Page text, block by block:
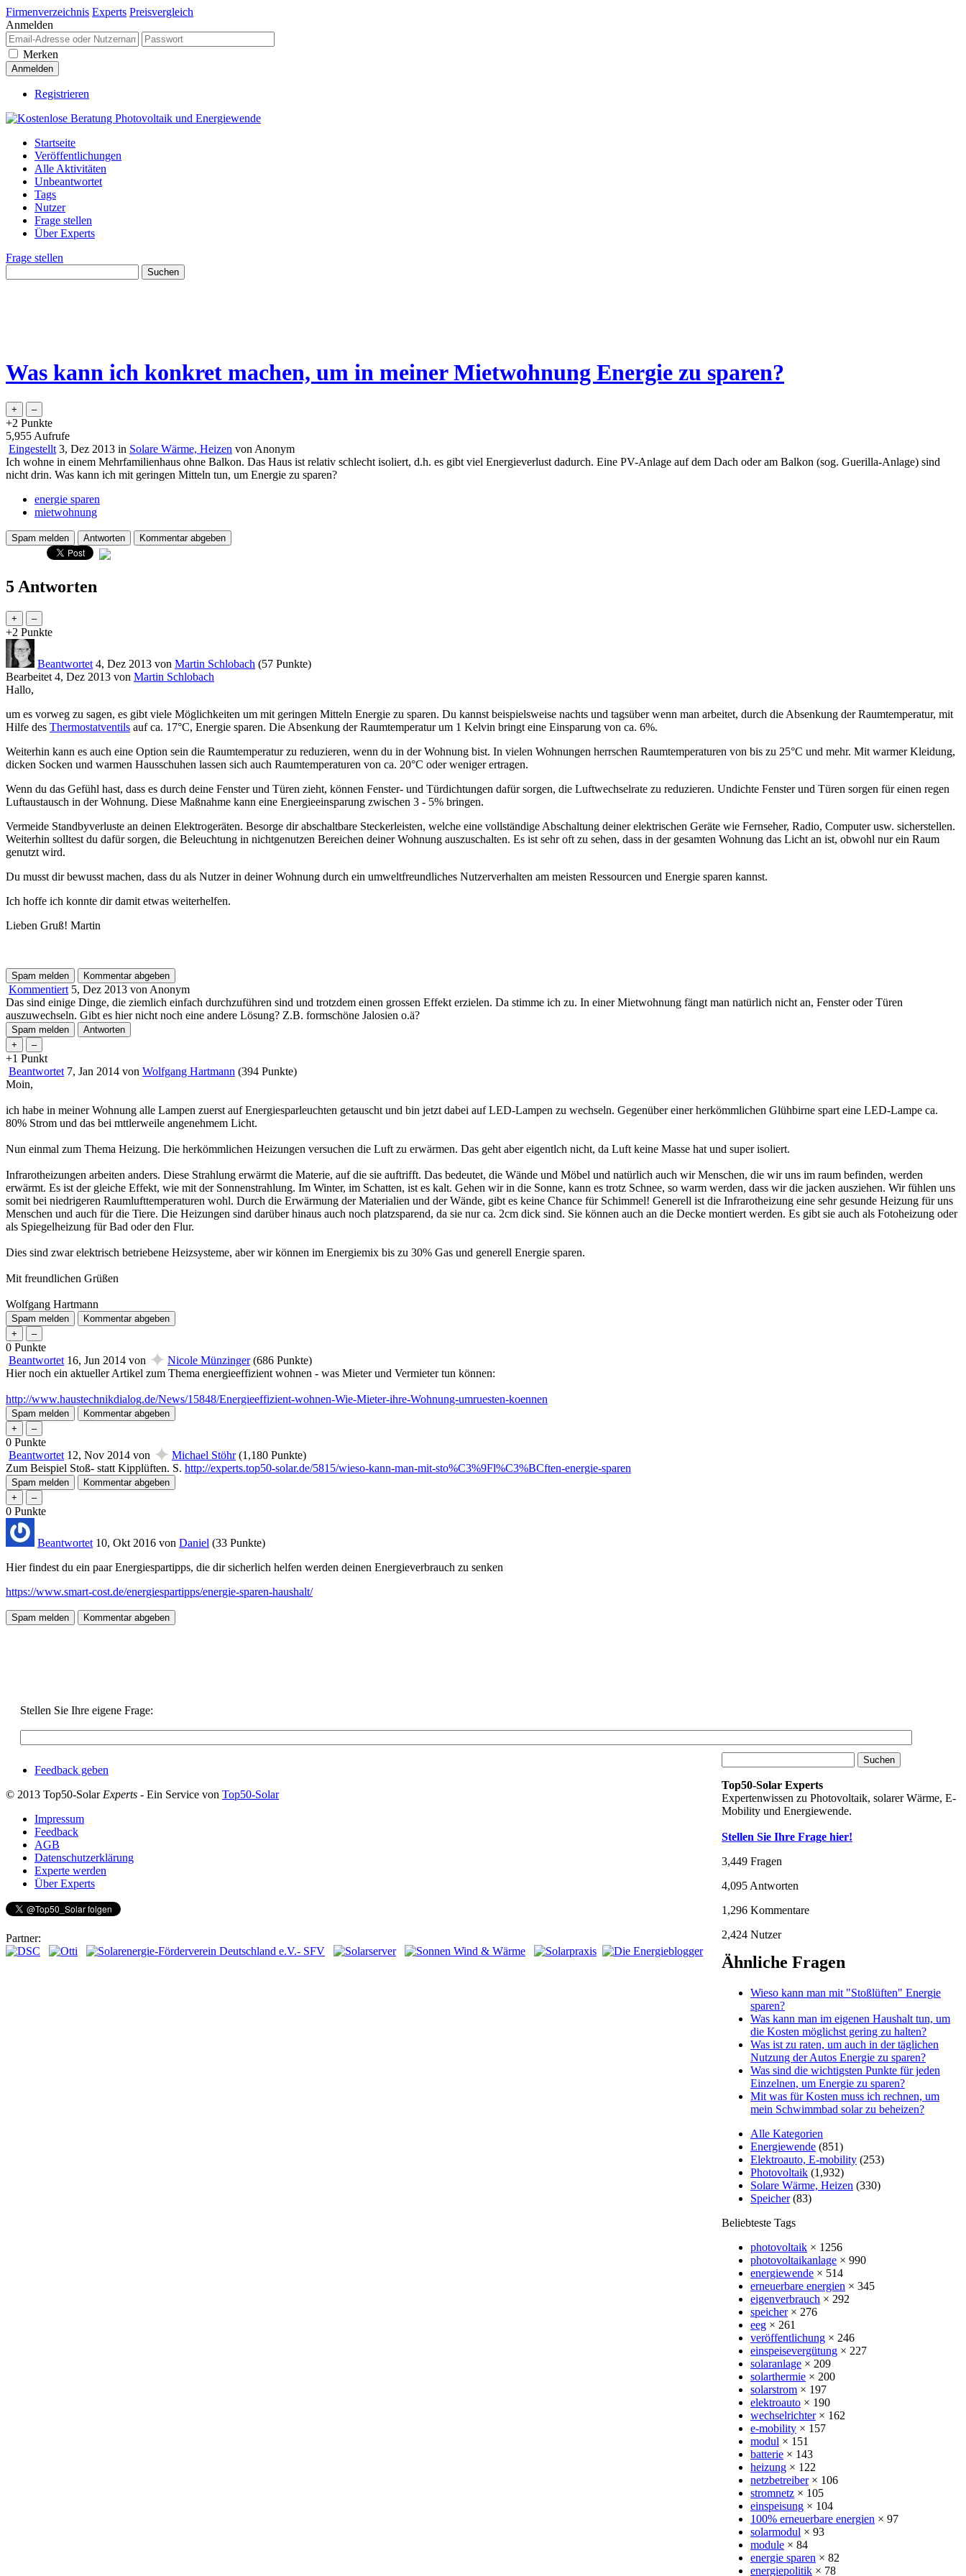
Firmenverzeichnis Experts Preisvergleich
Anmelden
Merken
Registrieren
Startseite
Veröffentlichungen
Alle Aktivitäten
Unbeantwortet
Tags
Nutzer
Frage stellen
Über Experts
Frage stellen
Was kann ich konkret machen, um in meiner Mietwohnung Energie zu sparen?
+2 Punkte
5,955 Aufrufe
Eingestellt 3, Dez 2013 in Solare Wärme, Heizen von Anonym
Ich wohne in einem Mehrfamilienhaus ohne Balkon. Das Haus ist relativ schlecht isoliert, d.h. es gibt viel Energieverlust dadurch. Eine PV-Anlage auf dem Dach oder am Balkon (sog. Guerilla-Anlage) sind
nicht drin. Was kann ich mit geringen Mitteln tun, um Energie zu sparen?
energie sparen
mietwohnung
5 Antworten
+2 Punkte
Beantwortet 4, Dez 2013 von Martin Schlobach (57 Punkte)
Bearbeitet 4, Dez 2013 von Martin Schlobach
Hallo,
um es vorweg zu sagen, es gibt viele Möglichkeiten um mit geringen Mitteln Energie zu sparen. Du kannst beispielsweise nachts und tagsüber wenn man arbeitet, durch die Absenkung der Raumtemperatur, mit
Hilfe des Thermostatventils auf ca. 17°C, Energie sparen. Die Absenkung der Raumtemperatur um 1 Kelvin bringt eine Einsparung von ca. 6%.
Weiterhin kann es auch eine Option sein die Raumtemperatur zu reduzieren, wenn du in der Wohnung bist. In vielen Wohnungen herrschen Raumtemperaturen von bis zu 25°C und mehr. Mit warmer Kleidung,
dicken Socken und warmen Hausschuhen lassen sich auch Raumtemperaturen von ca. 20°C oder weniger ertragen.
Wenn du das Gefühl hast, dass es durch deine Fenster und Türen zieht, können Fenster- und Türdichtungen dafür sorgen, die Luftwechselrate zu reduzieren. Undichte Fenster und Türen sorgen für einen regen
Luftaustausch in der Wohnung. Diese Maßnahme kann eine Energieeinsparung zwischen 3 - 5% bringen.
Vermeide Standbyverluste an deinen Elektrogeräten. Besorge dir abschaltbare Steckerleisten, welche eine vollständige Abschaltung deiner elektrischen Geräte wie Fernseher, Radio, Computer usw. sicherstellen.
Weiterhin solltest du dafür sorgen, die Beleuchtung in nichtgenutzen Bereichen deiner Wohnung auszuschalten. Es ist sehr oft zu sehen, dass in der gesamten Wohnung das Licht an ist, obwohl nur ein Raum
genutzt wird.
Du musst dir bewusst machen, dass du als Nutzer in deiner Wohnung durch ein umweltfreundliches Nutzerverhalten am meisten Ressourcen und Energie sparen kannst.
Ich hoffe ich konnte dir damit etwas weiterhelfen.
Lieben Gruß! Martin
Kommentiert 5, Dez 2013 von Anonym
Das sind einige Dinge, die ziemlich einfach durchzuführen sind und trotzdem einen grossen Effekt erzielen. Da stimme ich zu. In einer Mietwohnung fängt man natürlich nicht an, Fenster oder Türen
auszuwechseln. Gibt es hier nicht noch eine andere Lösung? Z.B. formschöne Jalosien o.ä?
+1 Punkt
Beantwortet 7, Jan 2014 von Wolfgang Hartmann (394 Punkte)
Moin,
ich habe in meiner Wohnung alle Lampen zuerst auf Energiesparleuchten getauscht und bin jetzt dabei auf LED-Lampen zu wechseln. Gegenüber einer herkömmlichen Glühbirne spart eine LED-Lampe ca.
80% Strom und das bei mttlerweile angenehmem Licht.
Nun einmal zum Thema Heizung. Die herkömmlichen Heizungen versuchen die Luft zu erwärmen. Das geht aber eigentlch nicht, da Luft keine Masse hat und super isoliert.
Infrarotheizungen arbeiten anders. Diese Strahlung erwärmt die Materie, auf die sie auftrifft. Das bedeutet, die Wände und Möbel und natürlich auch wir Menschen, die wir uns im raum befinden, werden
erwärmt. Es ist der gleiche Effekt, wie mit der Sonnenstrahlung. Im Winter, im Schatten, ist es kalt. Gehen wir in die Sonne, kann es trotz Schnee, so warm werden, dass wir die jacken ausziehen. Wir fühlen uns
somit bei niedrigeren Raumlufttemperaturen wohl. Durch die Erwärmung der Materialien und der Wände, gibt es keine Chance für Schimmel! Generell ist die Infrarotheizung eine sehr gesunde Heizung für uns
Menschen und auch für die Tiere. Die Heizungen sind darüber hinaus auch noch platzsparend, da sie nur ca. 2cm dick sind. Sie können auch an die Decke montiert werden. Es gibt sie auch als Fotoheizung oder
als Spiegelheizung für Bad oder den Flur.
Dies sind zwar elektrisch betriebene Heizsysteme, aber wir können im Energiemix bis zu 30% Gas und generell Energie sparen.
Mit freundlichen Grüßen
Wolfgang Hartmann
0 Punkte
Beantwortet 16, Jun 2014 von ✦ Nicole Münzinger (686 Punkte)
Hier noch ein aktueller Artikel zum Thema energieeffizient wohnen - was Mieter und Vermieter tun können:
http://www.haustechnikdialog.de/News/15848/Energieeffizient-wohnen-Wie-Mieter-ihre-Wohnung-umruesten-koennen
0 Punkte
Beantwortet 12, Nov 2014 von ✦ Michael Stöhr (1,180 Punkte)
Zum Beispiel Stoß- statt Kipplüften. S. http://experts.top50-solar.de/5815/wieso-kann-man-mit-sto%C3%9Fl%C3%BCften-energie-sparen
0 Punkte
Beantwortet 10, Okt 2016 von Daniel (33 Punkte)
Hier findest du ein paar Energiespartipps, die dir sicherlich helfen werden deinen Energieverbrauch zu senken
https://www.smart-cost.de/energiespartipps/energie-sparen-haushalt/
Stellen Sie Ihre eigene Frage:
Top50-Solar Experts
Expertenwissen zu Photovoltaik, solarer Wärme, E-
Mobility und Energiewende.
Stellen Sie Ihre Frage hier!
3,449 Fragen
4,095 Antworten
1,296 Kommentare
2,424 Nutzer
Ähnliche Fragen
Wieso kann man mit "Stoßlüften" Energie
sparen?
Was kann man im eigenen Haushalt tun, um
die Kosten möglichst gering zu halten?
Was ist zu raten, um auch in der täglichen
Nutzung der Autos Energie zu sparen?
Was sind die wichtigsten Punkte für jeden
Einzelnen, um Energie zu sparen?
Mit was für Kosten muss ich rechnen, um
mein Schwimmbad solar zu beheizen?
Alle Kategorien
Energiewende (851)
Elektroauto, E-mobility (253)
Photovoltaik (1,932)
Solare Wärme, Heizen (330)
Speicher (83)
Beliebteste Tags
photovoltaik × 1256
photovoltaikanlage × 990
energiewende × 514
erneuerbare energien × 345
eigenverbrauch × 292
speicher× 276
eeg × 261
veröffentlichung × 246
einspeisevergütung × 227
solaranlage × 209
solarthermie × 200
solarstrom × 197
elektroauto × 190
wechselrichter× 162
e-mobility × 157
modul × 151
batterie × 143
heizung × 122
netzbetreiber× 106
stromnetz × 105
einspeisung × 104
100% erneuerbare energien × 97
solarmodul × 93
module × 84
energie sparen × 82
energiepolitik × 78
Feedback geben
© 2013 Top50-Solar Experts - Ein Service von Top50-Solar
Impressum
Feedback
AGB
Datenschutzerklärung
Experte werden
Über Experts
Partner: